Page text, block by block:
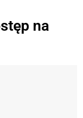
na